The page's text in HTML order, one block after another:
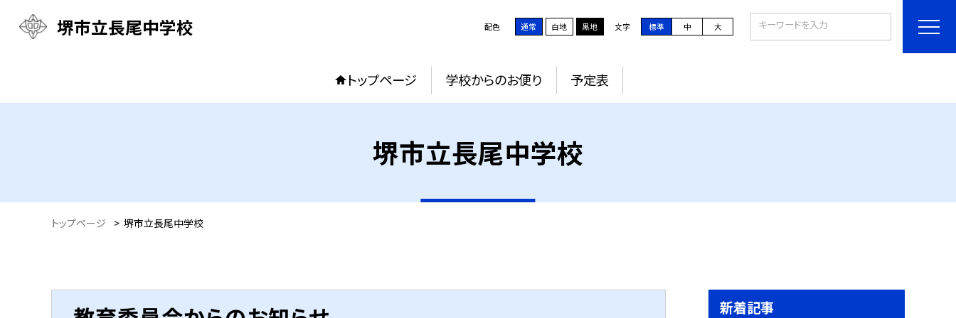
堺市立長尾中学校 配色 通常 白地 黒地 文字 標準 中 大
トップページ 学校からのお便り 予定表
堺市立長尾中学校
トップページ > 堺市立長尾中学校
新着記事